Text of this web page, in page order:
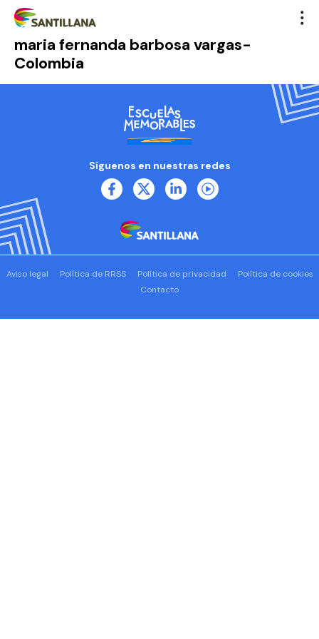
maria fernanda barbosa vargas-
Colombia
Síguenos en nuestras redes
Aviso legal Política de RRSS Política de privacidad
Política de cookies
Contacto